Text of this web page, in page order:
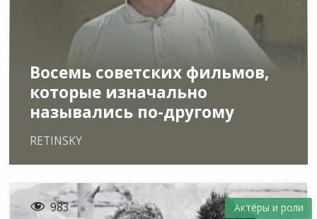
Восемь советских фильмов,
которые изначально
назывались по-другому
RETINSKY
 983 Актёры и роли